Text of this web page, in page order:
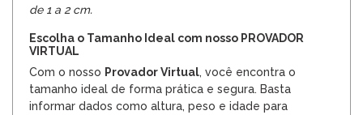
de 1 a 2 cm.
Escolha o Tamanho Ideal com nosso PROVADOR
VIRTUAL
Com o nosso Provador Virtual, você encontra o
tamanho ideal de forma prática e segura. Basta
informar dados como altura, peso e idade para